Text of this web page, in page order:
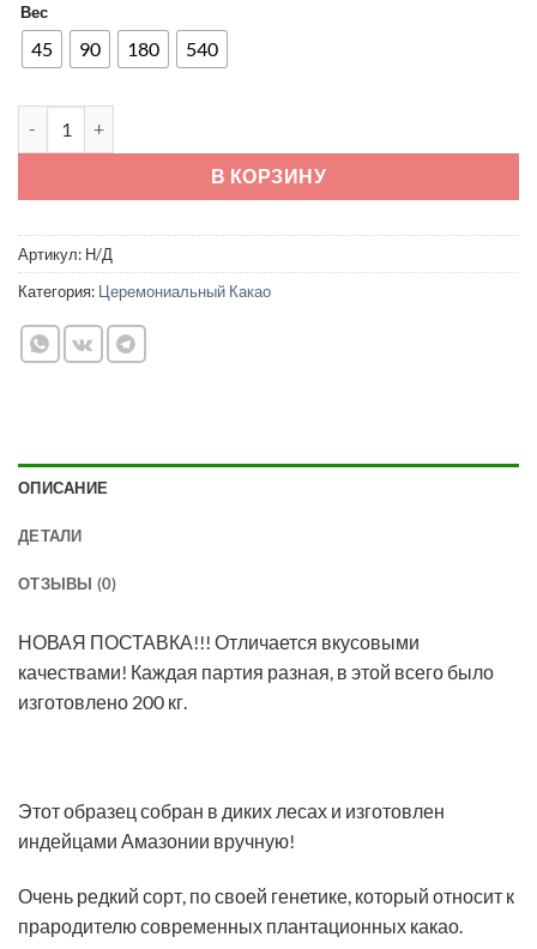
790 ₽
–
Вес
45 90 180 540
В КОРЗИНУ
Артикул: Н/Д
Категория: Церемониальный Какао
ОПИСАНИЕ
ДЕТАЛИ
ОТЗЫВЫ (0)
НОВАЯ ПОСТАВКА!!! Отличается вкусовыми
качествами! Каждая партия разная, в этой всего было
изготовлено 200 кг.
Этот образец собран в диких лесах и изготовлен
индейцами Амазонии вручную!
Очень редкий сорт, по своей генетике, который относит к
прародителю современных плантационных какао.